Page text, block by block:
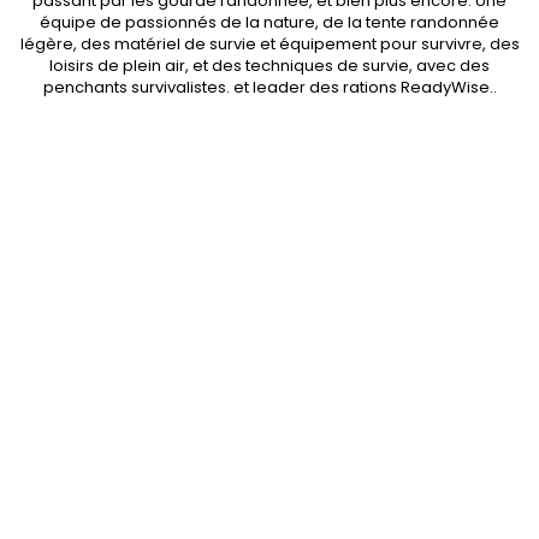
équipe de passionnés de la nature, de latente randonnée
légère, des matériel de survie et équipement pour survivre, des
loisirs de plein air, et des techniques de survie, avec des
penchants survivalistes. et leader des rations ReadyWise..